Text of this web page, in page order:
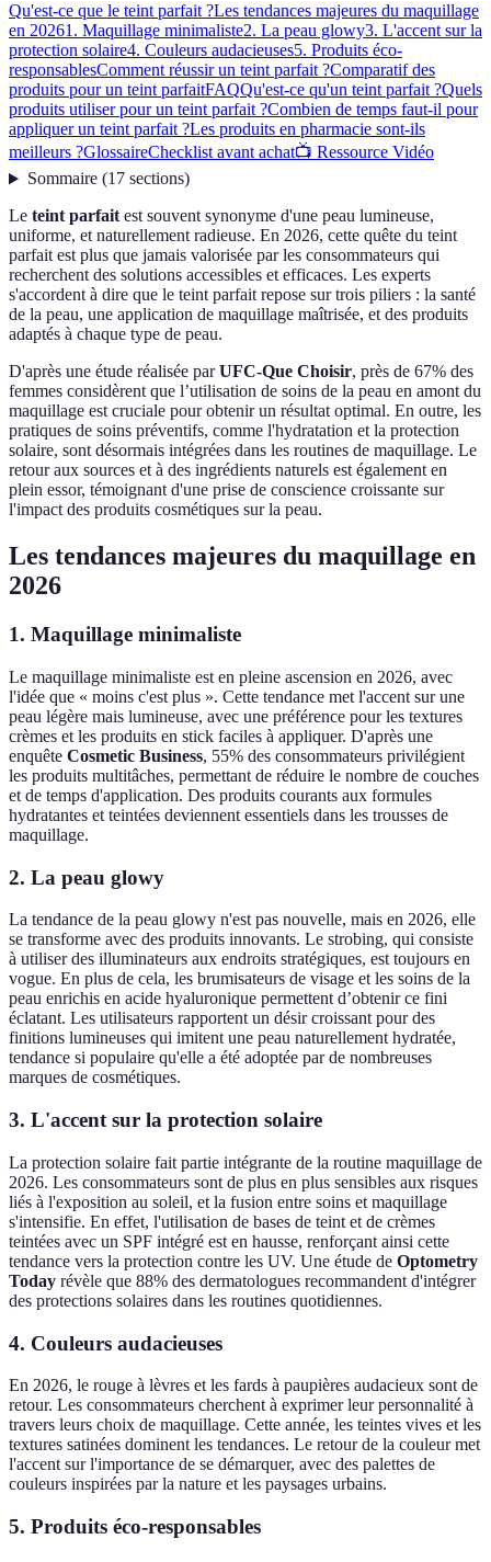
Qu'est-ce que le teint parfait ?Les tendances majeures du maquillage
en 20261. Maquillage minimaliste2. La peau glowy3. L'accent sur la
protection solaire4. Couleurs audacieuses5. Produits éco-
responsablesComment réussir un teint parfait ?Comparatif des
produits pour un teint parfaitFAQQu'est-ce qu'un teint parfait ?Quels
produits utiliser pour un teint parfait ?Combien de temps faut-il pour
appliquer un teint parfait ?Les produits en pharmacie sont-ils
meilleurs ?GlossaireChecklist avant achat📺 Ressource Vidéo
Sommaire(17 sections)
Le teint parfaitest souvent synonyme d'une peau lumineuse,
uniforme, et naturellement radieuse. En 2026, cette quête du teint
parfait est plus que jamais valorisée par les consommateurs qui
recherchent des solutions accessibles et efficaces. Les experts
s'accordent à dire que le teint parfait repose sur trois piliers : la santé
de la peau, une application de maquillage maîtrisée, et des produits
adaptés à chaque type de peau.
D'après une étude réalisée parUFC-Que Choisir, près de 67% des
femmes considèrent que l’utilisation de soins de la peau en amont du
maquillage est cruciale pour obtenir un résultat optimal. En outre, les
pratiques de soins préventifs, comme l'hydratation et la protection
solaire, sont désormais intégrées dans les routines de maquillage. Le
retour aux sources et à des ingrédients naturels est également en
plein essor, témoignant d'une prise de conscience croissante sur
l'impact des produits cosmétiques sur la peau.
Les tendances majeures du maquillage en
2026
1. Maquillage minimaliste
Le maquillage minimaliste est en pleine ascension en 2026, avec
l'idée que « moins c'est plus ». Cette tendance met l'accent sur une
peau légère mais lumineuse, avec une préférence pour les textures
crèmes et les produits en stick faciles à appliquer. D'après une
enquête Cosmetic Business, 55% des consommateurs privilégient
les produits multitâches, permettant de réduire le nombre de couches
et de temps d'application. Des produits courants aux formules
hydratantes et teintées deviennent essentiels dans les trousses de
maquillage.
2. La peau glowy
La tendance de la peau glowy n'est pas nouvelle, mais en 2026, elle
se transforme avec des produits innovants. Le strobing, qui consiste
à utiliser des illuminateurs aux endroits stratégiques, est toujours en
vogue. En plus de cela, les brumisateurs de visage et les soins de la
peau enrichis en acide hyaluronique permettent d’obtenir ce fini
éclatant. Les utilisateurs rapportent un désir croissant pour des
finitions lumineuses qui imitent une peau naturellement hydratée,
tendance si populaire qu'elle a été adoptée par de nombreuses
marques de cosmétiques.
3. L'accent sur la protection solaire
La protection solaire fait partie intégrante de la routine maquillage de
2026. Les consommateurs sont de plus en plus sensibles aux risques
liés à l'exposition au soleil, et la fusion entre soins et maquillage
s'intensifie. En effet, l'utilisation de bases de teint et de crèmes
teintées avec un SPF intégré est en hausse, renforçant ainsi cette
tendance vers la protection contre les UV. Une étude de Optometry
Today révèle que 88% des dermatologues recommandent d'intégrer
des protections solaires dans les routines quotidiennes.
4. Couleurs audacieuses
En 2026, le rouge à lèvres et les fards à paupières audacieux sont de
retour. Les consommateurs cherchent à exprimer leur personnalité à
travers leurs choix de maquillage. Cette année, les teintes vives et les
textures satinées dominent les tendances. Le retour de la couleur met
l'accent sur l'importance de se démarquer, avec des palettes de
couleurs inspirées par la nature et les paysages urbains.
5. Produits éco-responsables